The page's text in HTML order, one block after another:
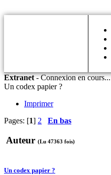
Extranet-Connexion en cours...
Un codex papier ?
Imprimer
Pages: [1] 2 En bas
Auteur (Lu 47363 fois)
Un codex papier ?